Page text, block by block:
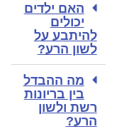
האם ילדים
יכולים
להיתבע על
לשון הרע?
מה ההבדל
בין בריונות
רשת ולשון
הרע?